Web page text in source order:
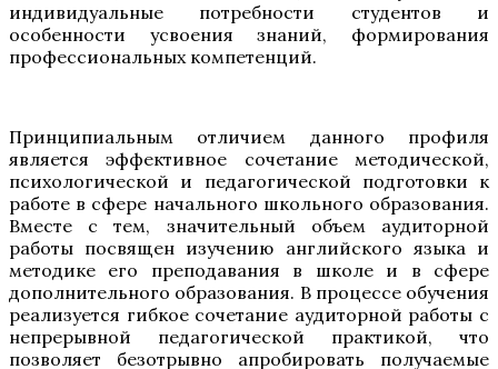
индивидуальные потребности студентов и
особенности усвоения знаний, формирования
профессиональных компетенций.
Принципиальным отличием данного профиля
является эффективное сочетание методической,
психологической и педагогической подготовки к
работе в сфере начального школьного образования.
Вместе с тем, значительный объем аудиторной
работы посвящен изучению английского языка и
методике его преподавания в школе и в сфере
дополнительного образования. В процессе обучения
реализуется гибкое сочетание аудиторной работы с
непрерывной педагогической практикой, что
позволяет безотрывно апробировать получаемые